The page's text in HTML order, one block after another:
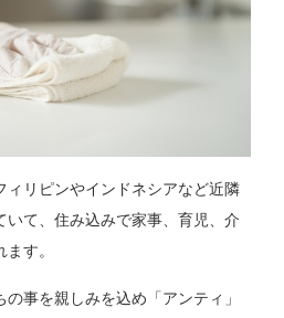
ィリピンやインドネシアなど近隣
いて、住み込みで家事、育児、介
す。
事を親しみを込め「アンティ」